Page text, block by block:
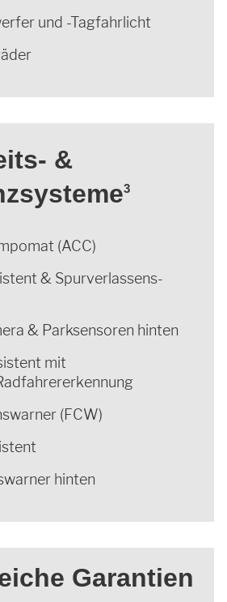
und -Tagfahrlicht
&
3
(ACC)
& Spur­verlassens­
& Parksensoren hinten
mit
(FCW)
hinten
Garantien